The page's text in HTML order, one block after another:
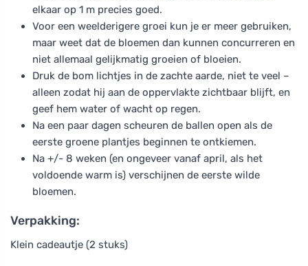
elkaar op 1 m precies goed.
Voor een weelderigere groei kun je er meer gebruiken,
maar weet dat de bloemen dan kunnen concurreren en
niet allemaal gelijkmatig groeien of bloeien.
Druk de bom lichtjes in de zachte aarde, niet te veel –
alleen zodat hij aan de oppervlakte zichtbaar blijft, en
geef hem water of wacht op regen.
Na een paar dagen scheuren de ballen open als de
eerste groene plantjes beginnen te ontkiemen.
Na +/- 8 weken (en ongeveer vanaf april, als het
voldoende warm is) verschijnen de eerste wilde
bloemen.
Verpakking:
Klein cadeautje (2 stuks)